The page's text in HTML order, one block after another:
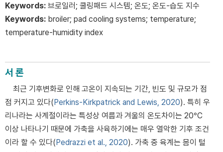
Keywords: 브로일러; 쿨링패드 시스템; 온도; 온도-습도 지수
Keywords: broiler; pad cooling systems; temperature;
temperature-humidity index
서 론
최근 기후변화로 인해 고온이 지속되는 기간, 빈도 및 규모가 점
점 커지고 있다(Perkins-Kirkpatrick and Lewis, 2020). 특히 우
리나라는 사계절이라는 특성상 여름과 겨울의 온도차이는 20°C
이상 나타나기 때문에 가축을 사육하기에는 매우 열악한 기후 조건
이라 할 수 있다(Pedrazzi et al., 2020). 가축 중 육계는 몸이 털